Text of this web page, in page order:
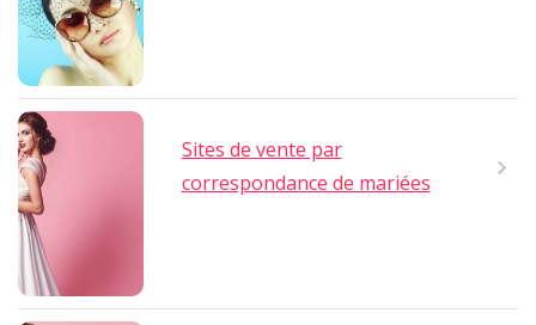
Sites de vente par
correspondance de mariées